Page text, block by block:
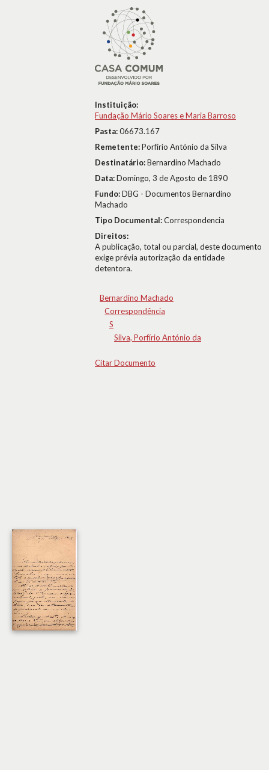
Instituição:
Fundação Mário Soares e Maria Barroso
Pasta:06673.167
Remetente:Porfírio António da Silva
Destinatário:Bernardino Machado
Data:Domingo, 3 de Agosto de 1890
Fundo:DBG - Documentos Bernardino
Machado
Tipo Documental:Correspondencia
Direitos:
A publicação, total ou parcial, deste documento
exige prévia autorização da entidade
detentora.
Bernardino Machado
Correspondência
S
Silva, Porfírio António da
Citar Documento